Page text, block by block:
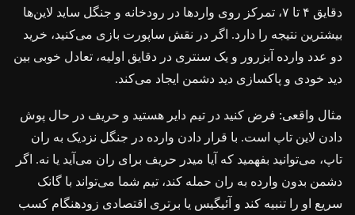
دقایق ۴ تا ۷، تمرکز روی واردها در رودخانه و جنگل ساید لاین‌ها
بیشترین نتیجه را دارد. اگر در نقش ساپورت بازی می‌کنید، خرید
دو عدد وارده آبزرور و یک سنتری در دقایق اولیه، تعادل خوبی بین
دید خودی و پاکسازی دید دشمن ایجاد می‌کند.
مثال واقعی: فرض کنید در تیم دایر هستید و حریف در حال پوش
دادن لاین تاپ است. با قرار دادن وارده در جنگل نزدیک به ران
تاپ، می‌توانید بفهمید که آیا میدر حریف برای ران می‌آید یا نه. اگر
دشمن بدون وارده به ران حمله کند، تیم شما می‌تواند با گانک
سریع او را تنبیه کند و آئیگیس یا برتری اقتصادی زودهنگام کسب